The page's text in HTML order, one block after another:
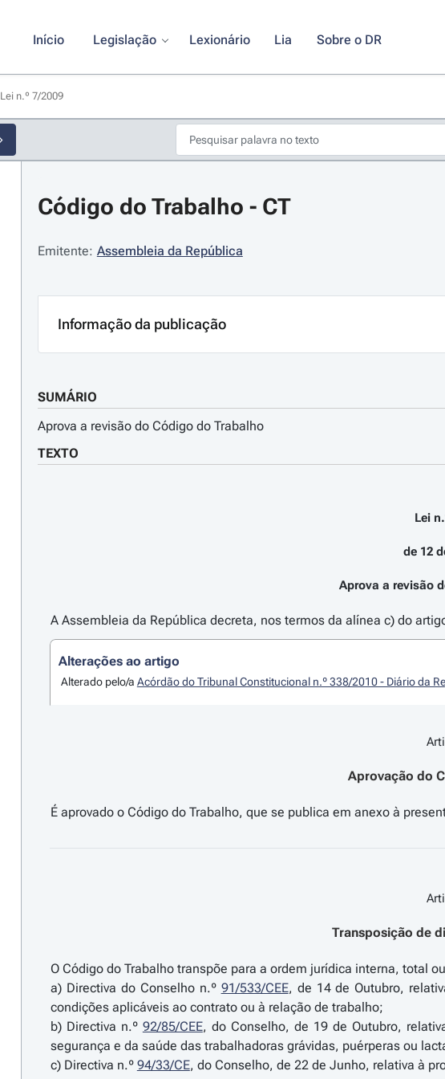
Início Legislação Lexionário Lia Sobre o DR
Lei n.º 7/2009
Código do Trabalho - CT
Emitente: Assembleia da República
Informação da publicação
SUMÁRIO
Aprova a revisão do Código do Trabalho
TEXTO
Lei
de 12
Aprova a revisão
A Assembleia da República decreta, nos termos da alínea c) do
Alterações ao artigo
Alterado pelo/a Acórdão do Tribunal Constitucional n.º 338/2010 - Diário da
Aprovação do
Transposição de
O Código do Trabalho transpõe para a ordem jurídica interna, total
a) Directiva do Conselho n.º 91/533/CEE, de 14 de Outubro,
condições aplicáveis ao contrato ou à relação de trabalho;
b) Directiva n.º 92/85/CEE, do Conselho, de 19 de Outubro,
segurança e da saúde das trabalhadoras grávidas, puérperas ou
c) Directiva n.º 94/33/CE, do Conselho, de 22 de Junho, relativa à